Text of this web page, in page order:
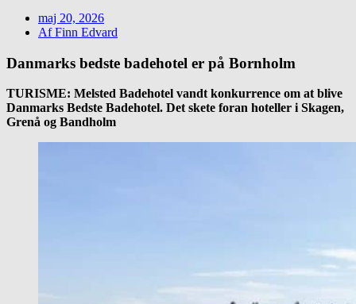
maj 20, 2026
AfFinn Edvard
Danmarks bedste badehotel er på Bornholm
TURISME: Melsted Badehotel vandt konkurrence om at blive
Danmarks Bedste Badehotel. Det skete foran hoteller i Skagen,
Grenå og Bandholm